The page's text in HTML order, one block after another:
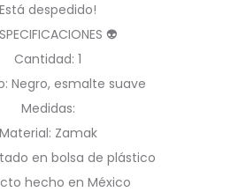
Está despedido!
👽
Cantidad: 1
Negro, esmalte suave
Medidas:
Material: Zamak
en bolsa de plástico
hecho en México